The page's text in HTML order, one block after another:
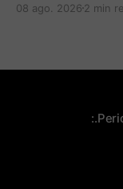
comuna cuatro.
08 ago. 2026 2 min